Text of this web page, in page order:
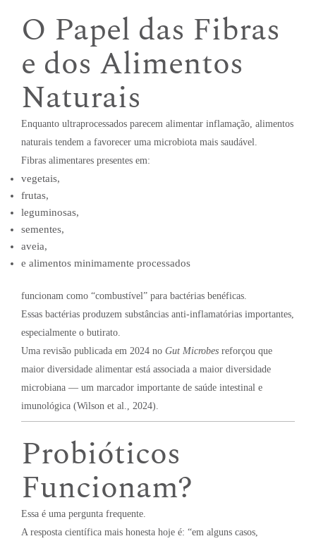
O Papel das Fibras
e dos Alimentos
Naturais
Enquanto ultraprocessados parecem alimentar inflamação, alimentos
naturais tendem a favorecer uma microbiota mais saudável.
Fibras alimentares presentes em:
vegetais,
frutas,
leguminosas,
sementes,
aveia,
e alimentos minimamente processados
funcionam como “combustível” para bactérias benéficas.
Essas bactérias produzem substâncias anti-inflamatórias importantes,
especialmente o butirato.
Uma revisão publicada em 2024 no Gut Microbes reforçou que
maior diversidade alimentar está associada a maior diversidade
microbiana — um marcador importante de saúde intestinal e
imunológica (Wilson et al., 2024).
Probióticos
Funcionam?
Essa é uma pergunta frequente.
A resposta científica mais honesta hoje é: “em alguns casos,